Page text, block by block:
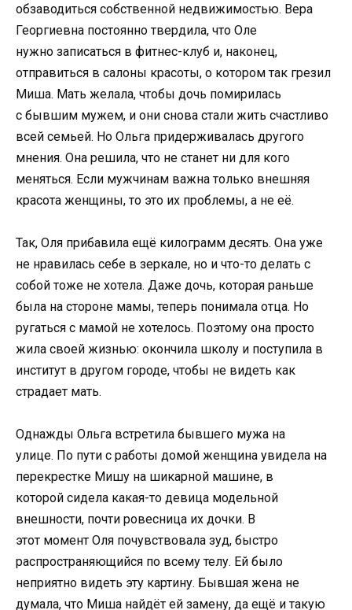
обзаводиться собственной недвижимостью. Вера
Георгиевна постоянно твердила, что Оле
нужно записаться в фитнес-клуб и, наконец,
отправиться в салоны красоты, о котором так грезил
Миша. Мать желала, чтобы дочь помирилась
с бывшим мужем, и они снова стали жить счастливо
всей семьей. Но Ольга придерживалась другого
мнения. Она решила, что не станет ни для кого
меняться. Если мужчинам важна только внешняя
красота женщины, то это их проблемы, а не её.
Так, Оля прибавила ещё килограмм десять. Она уже
не нравилась себе в зеркале, но и что-то делать с
собой тоже не хотела. Даже дочь, которая раньше
была на стороне мамы, теперь понимала отца. Но
ругаться с мамой не хотелось. Поэтому она просто
жила своей жизнью: окончила школу и поступила в
институт в другом городе, чтобы не видеть как
страдает мать.
Однажды Ольга встретила бывшего мужа на
улице. По пути с работы домой женщина увидела на
перекрестке Мишу на шикарной машине, в
которой сидела какая-то девица модельной
внешности, почти ровесница их дочки. В
этот момент Оля почувствовала зуд, быстро
распространяющийся по всему телу. Ей было
неприятно видеть эту картину. Бывшая жена не
думала, что Миша найдёт ей замену, да ещё и такую